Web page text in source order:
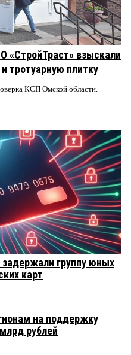
«СтройТраст» взыскали
тротуарную плитку
КСП Омской области.
группу юных
карт
на поддержку
рублей